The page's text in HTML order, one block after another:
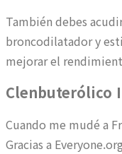
También debes
broncodilatador y
mejorar el
Clenbuterólico
Cuando me mudé a
Gracias a